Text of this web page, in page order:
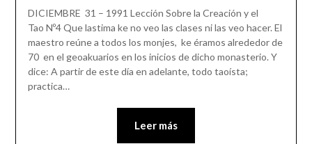
DICIEMBRE 31 – 1991 Lección Sobre la Creación y el
Tao Nº4 Que lastima ke no veo las clases ni las veo hacer. El
maestro reúne a todos los monjes, ke éramos alrededor de
70 en el geoakuarios en los inicios de dicho monasterio. Y
dice: A partir de este día en adelante, todo taoísta;
practica…
Leer más